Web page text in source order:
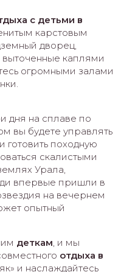
с детьми в
карстовым
дворец,
каплями
огромными залами
дня на сплаве по
вы будете управлять
готовить походную
скалистыми
Урала,
впервые пришли в
на вечернем
опытный
деткам, и мы
отдыха в
и наслаждайтесь